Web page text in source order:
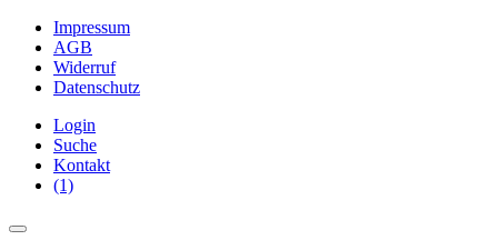
Impressum
AGB
Widerruf
Datenschutz
Login
Suche
Kontakt
(1)